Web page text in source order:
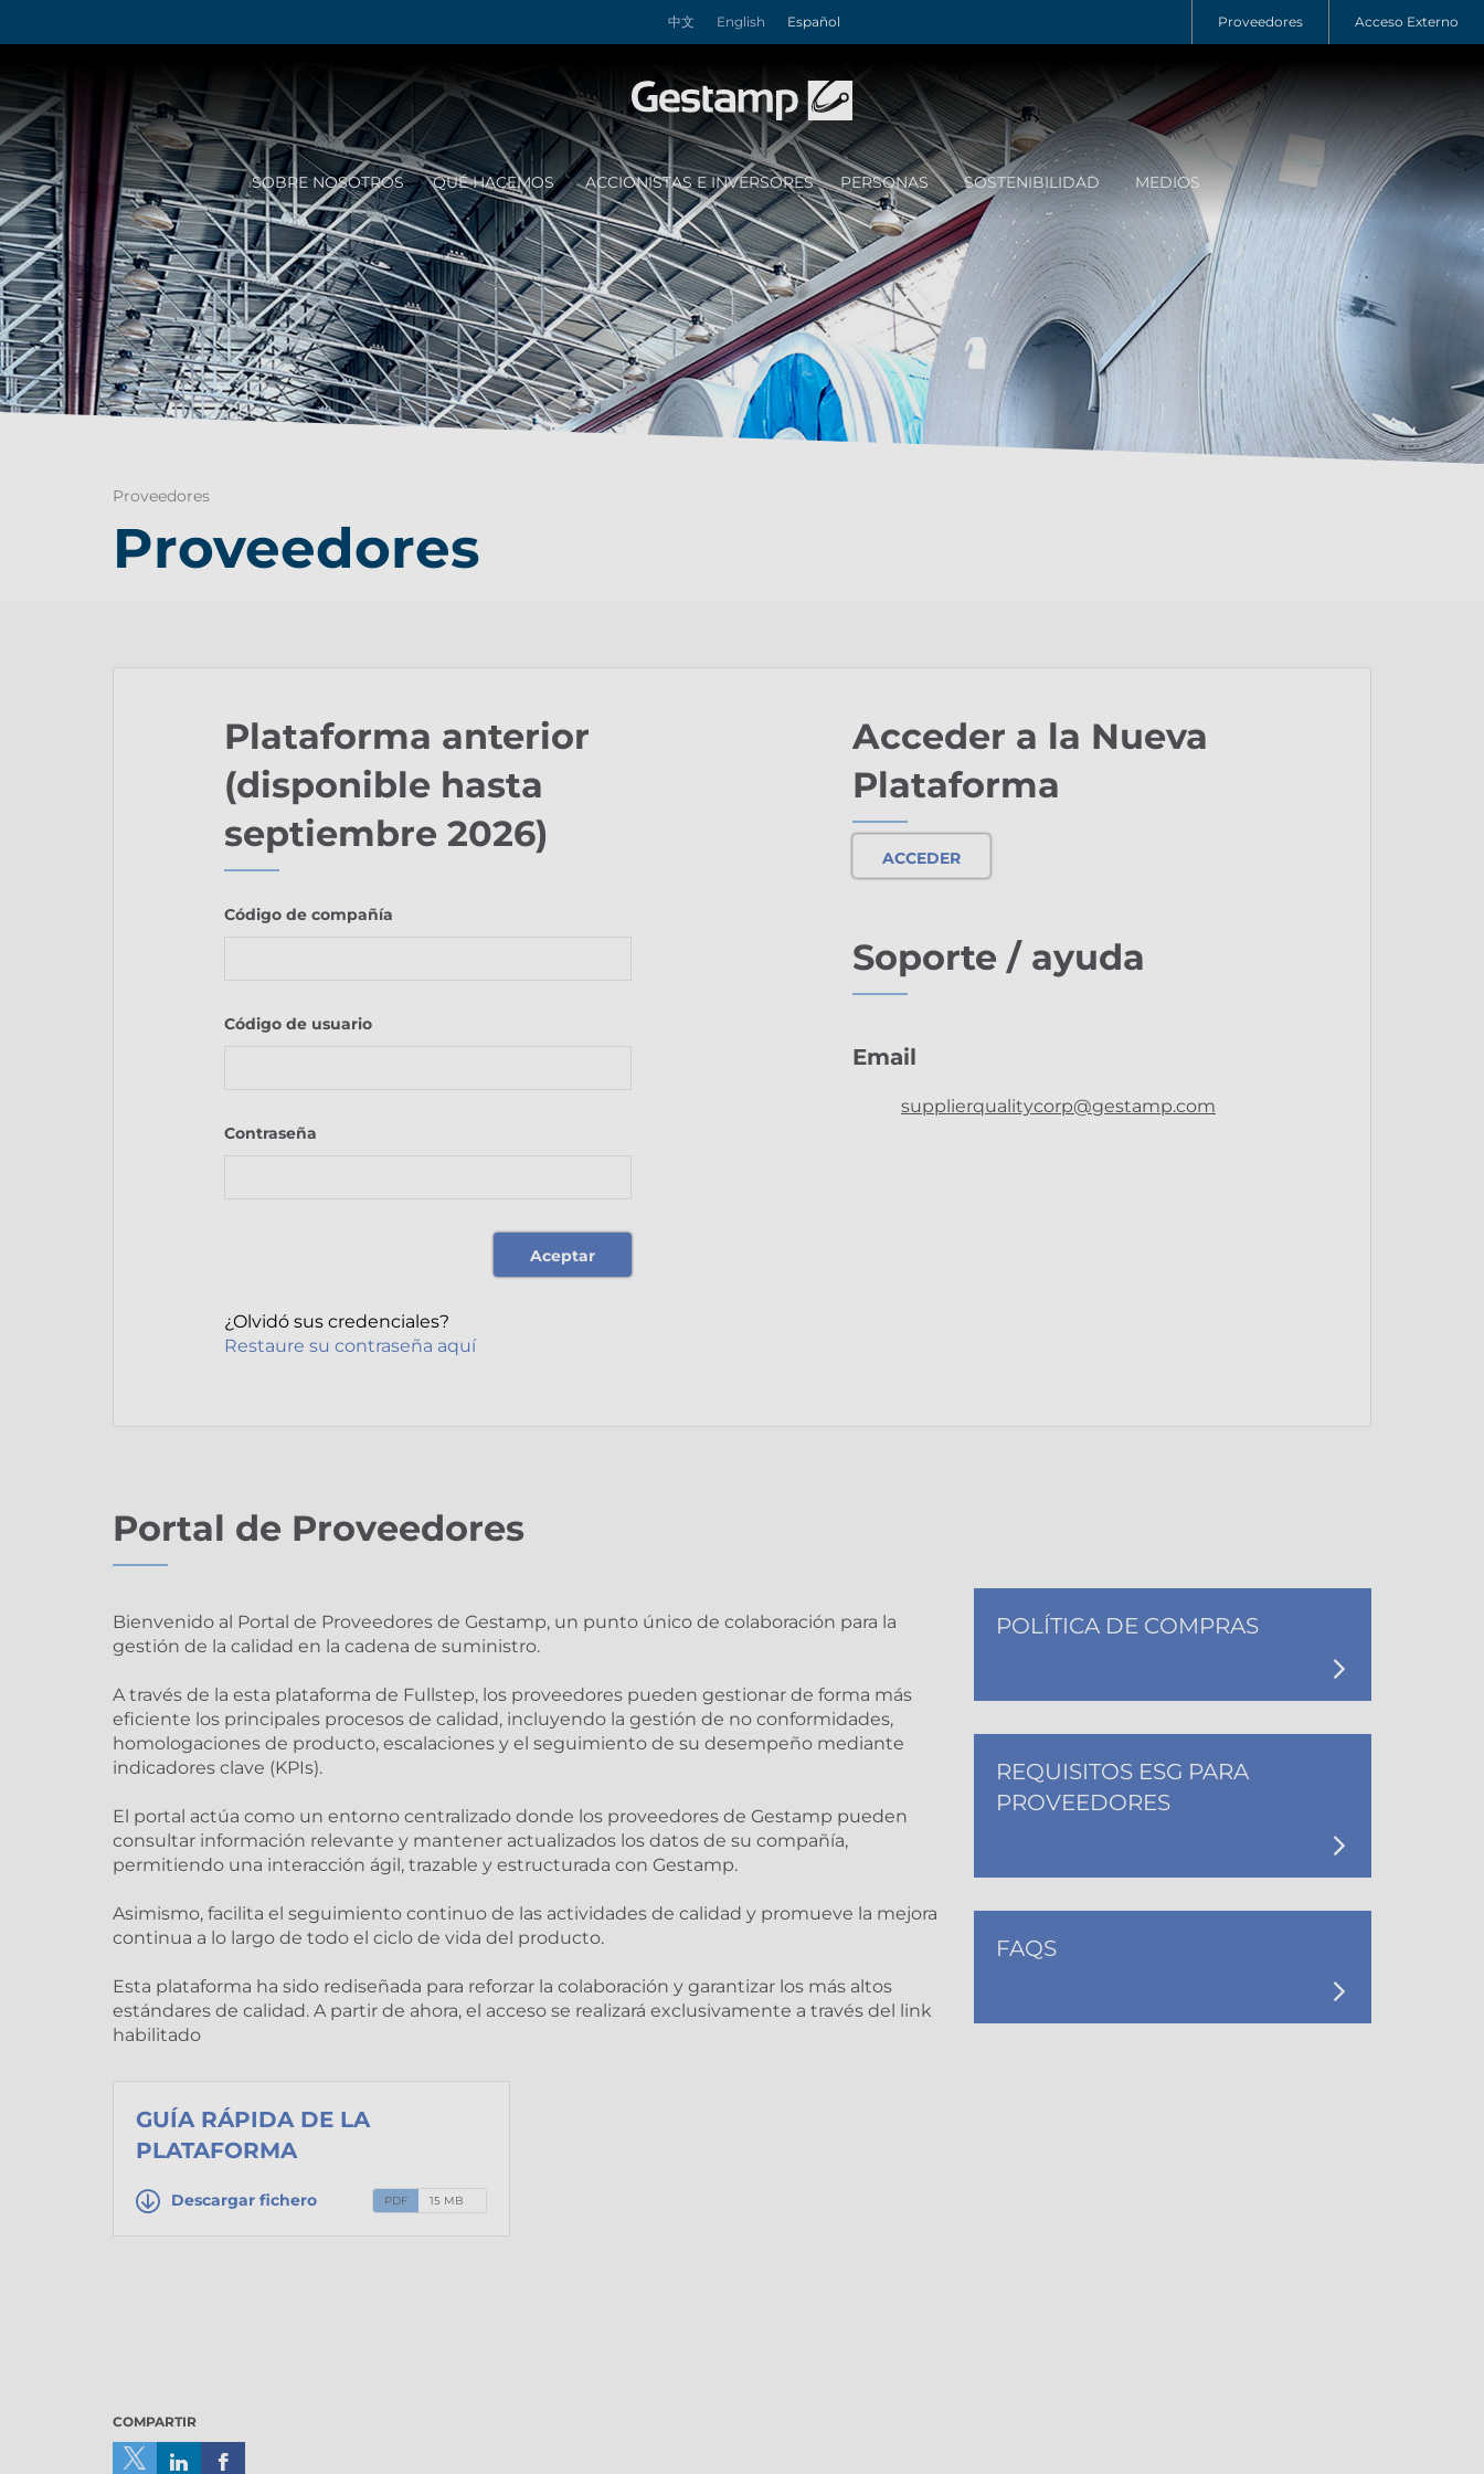
中文 English Español Proveedores Acceso Externo
SOBRE NOSOTROS QUÉ HACEMOS ACCIONISTAS E INVERSORES PERSONAS SOSTENIBILIDAD MEDIOS
Proveedores
Proveedores
Plataforma anterior
(disponible hasta
septiembre 2026)
Código de compañía
Código de usuario
Contraseña
¿Olvidó sus credenciales?
Restaure su contraseña aquí
Acceder a la Nueva
Plataforma
ACCEDER
Soporte / ayuda
Email
supplierqualitycorp@gestamp.com
Portal de Proveedores
Bienvenido al Portal de Proveedores de Gestamp, un punto único de colaboración para la
gestión de la calidad en la cadena de suministro.
A través de la esta plataforma de Fullstep, los proveedores pueden gestionar de forma más
eficiente los principales procesos de calidad, incluyendo la gestión de no conformidades,
homologaciones de producto, escalaciones y el seguimiento de su desempeño mediante
indicadores clave (KPIs).
El portal actúa como un entorno centralizado donde los proveedores de Gestamp pueden
consultar información relevante y mantener actualizados los datos de su compañía,
permitiendo una interacción ágil, trazable y estructurada con Gestamp.
Asimismo, facilita el seguimiento continuo de las actividades de calidad y promueve la mejora
continua a lo largo de todo el ciclo de vida del producto.
Esta plataforma ha sido rediseñada para reforzar la colaboración y garantizar los más altos
estándares de calidad. A partir de ahora, el acceso se realizará exclusivamente a través del link
habilitado
GUÍA RÁPIDA DE LA
PLATAFORMA
Descargar fichero PDF 15 MB
POLÍTICA DE COMPRAS
REQUISITOS ESG PARA
PROVEEDORES
FAQS
COMPARTIR
Compartir
Compartir